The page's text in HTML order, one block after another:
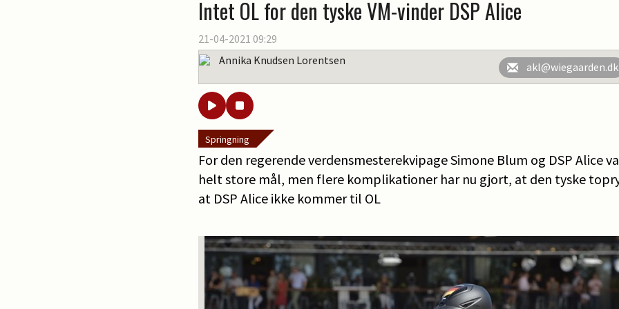
Intet OL for den tyske VM-vinder DSP Alice
21-04-2021 09:29
Annika Knudsen Lorentsen
akl@wiegaarden.dk
Springning
For den regerende verdensmesterekvipage Simone Blum og DSP Alice
helt store mål, men flere komplikationer har nu gjort, at den tyske
at DSP Alice ikke kommer til OL